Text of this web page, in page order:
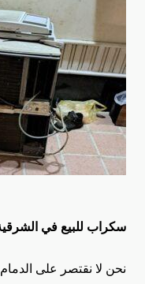
سكراب للبيع في
نحن لا نقتصر على